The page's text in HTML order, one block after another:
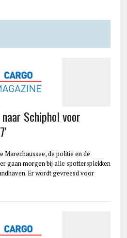
Schiphol voor
Marechaussee, de politie en de
gaan morgen bij alle spottersplekken
Er wordt gevreesd voor